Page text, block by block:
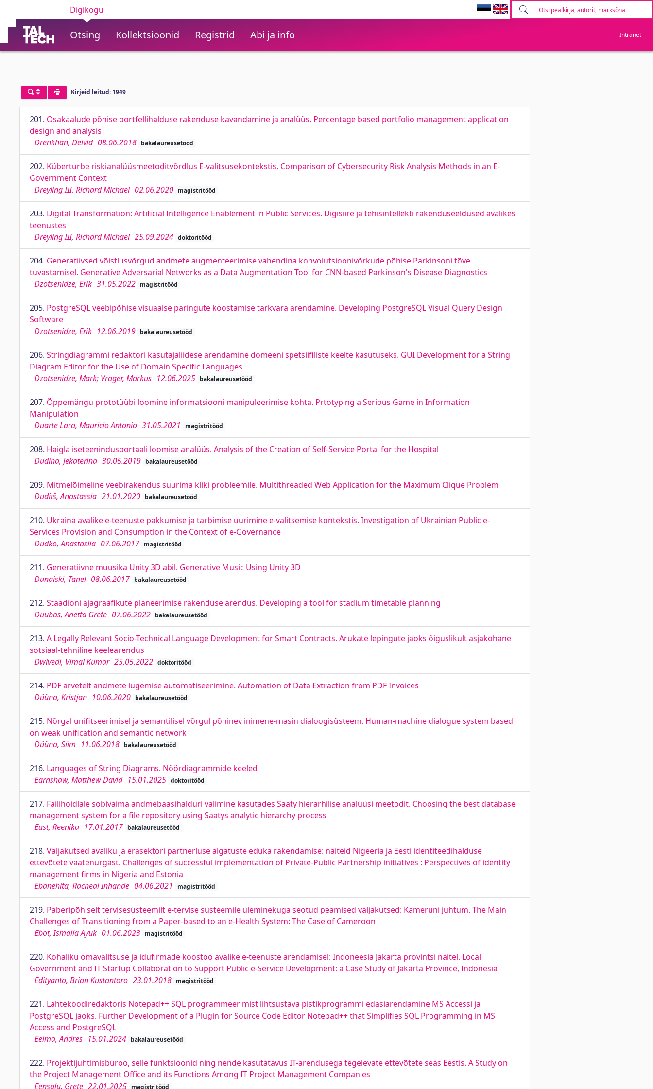
Digikogu
Otsing Kollektsioonid Registrid Abi ja info Intranet
Kirjeid leitud: 1949
201. Osakaalude põhise portfellihalduse rakenduse kavandamine ja analüüs. Percentage based portfolio management application
design and analysis
Drenkhan, Deivid 08.06.2018 bakalaureusetööd
202. Küberturbe riskianalüüsmeetoditvõrdlus E-valitsusekontekstis. Comparison of Cybersecurity Risk Analysis Methods in an E-
Government Context
Dreyling III, Richard Michael 02.06.2020 magistritööd
203. Digital Transformation: Artiﬁcial Intelligence Enablement in Public Services. Digisiire ja tehisintellekti rakenduseeldused avalikes
teenustes
Dreyling III, Richard Michael 25.09.2024 doktoritööd
204. Generatiivsed võistlusvõrgud andmete augmenteerimise vahendina konvolutsioonivõrkude põhise Parkinsoni tõve
tuvastamisel. Generative Adversarial Networks as a Data Augmentation Tool for CNN-based Parkinson's Disease Diagnostics
Dzotsenidze, Erik 31.05.2022 magistritööd
205. PostgreSQL veebipõhise visuaalse päringute koostamise tarkvara arendamine. Developing PostgreSQL Visual Query Design
Software
Dzotsenidze, Erik 12.06.2019 bakalaureusetööd
206. Stringdiagrammi redaktori kasutajaliidese arendamine domeeni spetsiifiliste keelte kasutuseks. GUI Development for a String
Diagram Editor for the Use of Domain Specific Languages
Dzotsenidze, Mark; Vrager, Markus 12.06.2025 bakalaureusetööd
207. Õppemängu prototüübi loomine informatsiooni manipuleerimise kohta. Prtotyping a Serious Game in Information
Manipulation
Duarte Lara, Mauricio Antonio 31.05.2021 magistritööd
208. Haigla iseteenindusportaali loomise analüüs. Analysis of the Creation of Self-Service Portal for the Hospital
Dudina, Jekaterina 30.05.2019 bakalaureusetööd
209. Mitmelõimeline veebirakendus suurima kliki probleemile. Multithreaded Web Application for the Maximum Clique Problem
Duditš, Anastassia 21.01.2020 bakalaureusetööd
210. Ukraina avalike e-teenuste pakkumise ja tarbimise uurimine e-valitsemise kontekstis. Investigation of Ukrainian Public e-
Services Provision and Consumption in the Context of e-Governance
Dudko, Anastasiia 07.06.2017 magistritööd
211. Generatiivne muusika Unity 3D abil. Generative Music Using Unity 3D
Dunaiski, Tanel 08.06.2017 bakalaureusetööd
212. Staadioni ajagraafikute planeerimise rakenduse arendus. Developing a tool for stadium timetable planning
Duubas, Anetta Grete 07.06.2022 bakalaureusetööd
213. A Legally Relevant Socio-Technical Language Development for Smart Contracts. Arukate lepingute jaoks õiguslikult asjakohane
sotsiaal-tehniline keelearendus
Dwivedi, Vimal Kumar 25.05.2022 doktoritööd
214. PDF arvetelt andmete lugemise automatiseerimine. Automation of Data Extraction from PDF Invoices
Düüna, Kristjan 10.06.2020 bakalaureusetööd
215. Nõrgal unifitseerimisel ja semantilisel võrgul põhinev inimene-masin dialoogisüsteem. Human-machine dialogue system based
on weak unification and semantic network
Düüna, Siim 11.06.2018 bakalaureusetööd
216. Languages of String Diagrams. Nöördiagrammide keeled
Earnshaw, Matthew David 15.01.2025 doktoritööd
217. Failihoidlale sobivaima andmebaasihalduri valimine kasutades Saaty hierarhilise analüüsi meetodit. Choosing the best database
management system for a file repository using Saatys analytic hierarchy process
East, Reenika 17.01.2017 bakalaureusetööd
218. Väljakutsed avaliku ja erasektori partnerluse algatuste eduka rakendamise: näiteid Nigeeria ja Eesti identiteedihalduse
ettevõtete vaatenurgast. Challenges of successful implementation of Private-Public Partnership initiatives : Perspectives of identity
management firms in Nigeria and Estonia
Ebanehita, Racheal Inhande 04.06.2021 magistritööd
219. Paberipõhiselt tervisesüsteemilt e-tervise süsteemile üleminekuga seotud peamised väljakutsed: Kameruni juhtum. The Main
Challenges of Transitioning from a Paper-based to an e-Health System: The Case of Cameroon
Ebot, Ismaila Ayuk 01.06.2023 magistritööd
220. Kohaliku omavalitsuse ja idufirmade koostöö avalike e-teenuste arendamisel: Indoneesia Jakarta provintsi näitel. Local
Government and IT Startup Collaboration to Support Public e-Service Development: a Case Study of Jakarta Province, Indonesia
Edityanto, Brian Kustantoro 23.01.2018 magistritööd
221. Lähtekoodiredaktoris Notepad++ SQL programmeerimist lihtsustava pistikprogrammi edasiarendamine MS Accessi ja
PostgreSQL jaoks. Further Development of a Plugin for Source Code Editor Notepad++ that Simplifies SQL Programming in MS
Access and PostgreSQL
Eelma, Andres 15.01.2024 bakalaureusetööd
222. Projektijuhtimisbüroo, selle funktsioonid ning nende kasutatavus IT-arendusega tegelevate ettevõtete seas Eestis. A Study on
the Project Management Office and its Functions Among IT Project Management Companies
Eensalu, Grete 22.01.2025 magistritööd